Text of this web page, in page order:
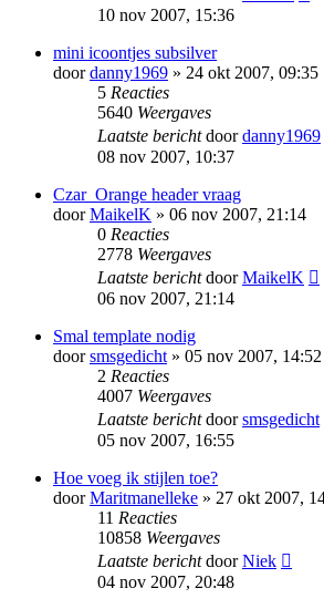
10 nov 2007, 15:36
mini icoontjes subsilver
doordanny1969 » 24 okt 2007, 09:35
5 Reacties
5640 Weergaves
Laatste berichtdoordanny1969
08 nov 2007, 10:37
Czar_Orange header vraag
doorMaikelK » 06 nov 2007, 21:14
0 Reacties
2778 Weergaves
Laatste berichtdoorMaikelK
06 nov 2007, 21:14
Smal template nodig
doorsmsgedicht» 05 nov 2007, 14:52
2 Reacties
4007 Weergaves
Laatste berichtdoorsmsgedicht
05 nov 2007, 16:55
Hoe voeg ik stijlen toe?
doorMaritmanelleke » 27 okt 2007,
11 Reacties
10858 Weergaves
Laatste berichtdoorNiek
04 nov 2007, 20:48